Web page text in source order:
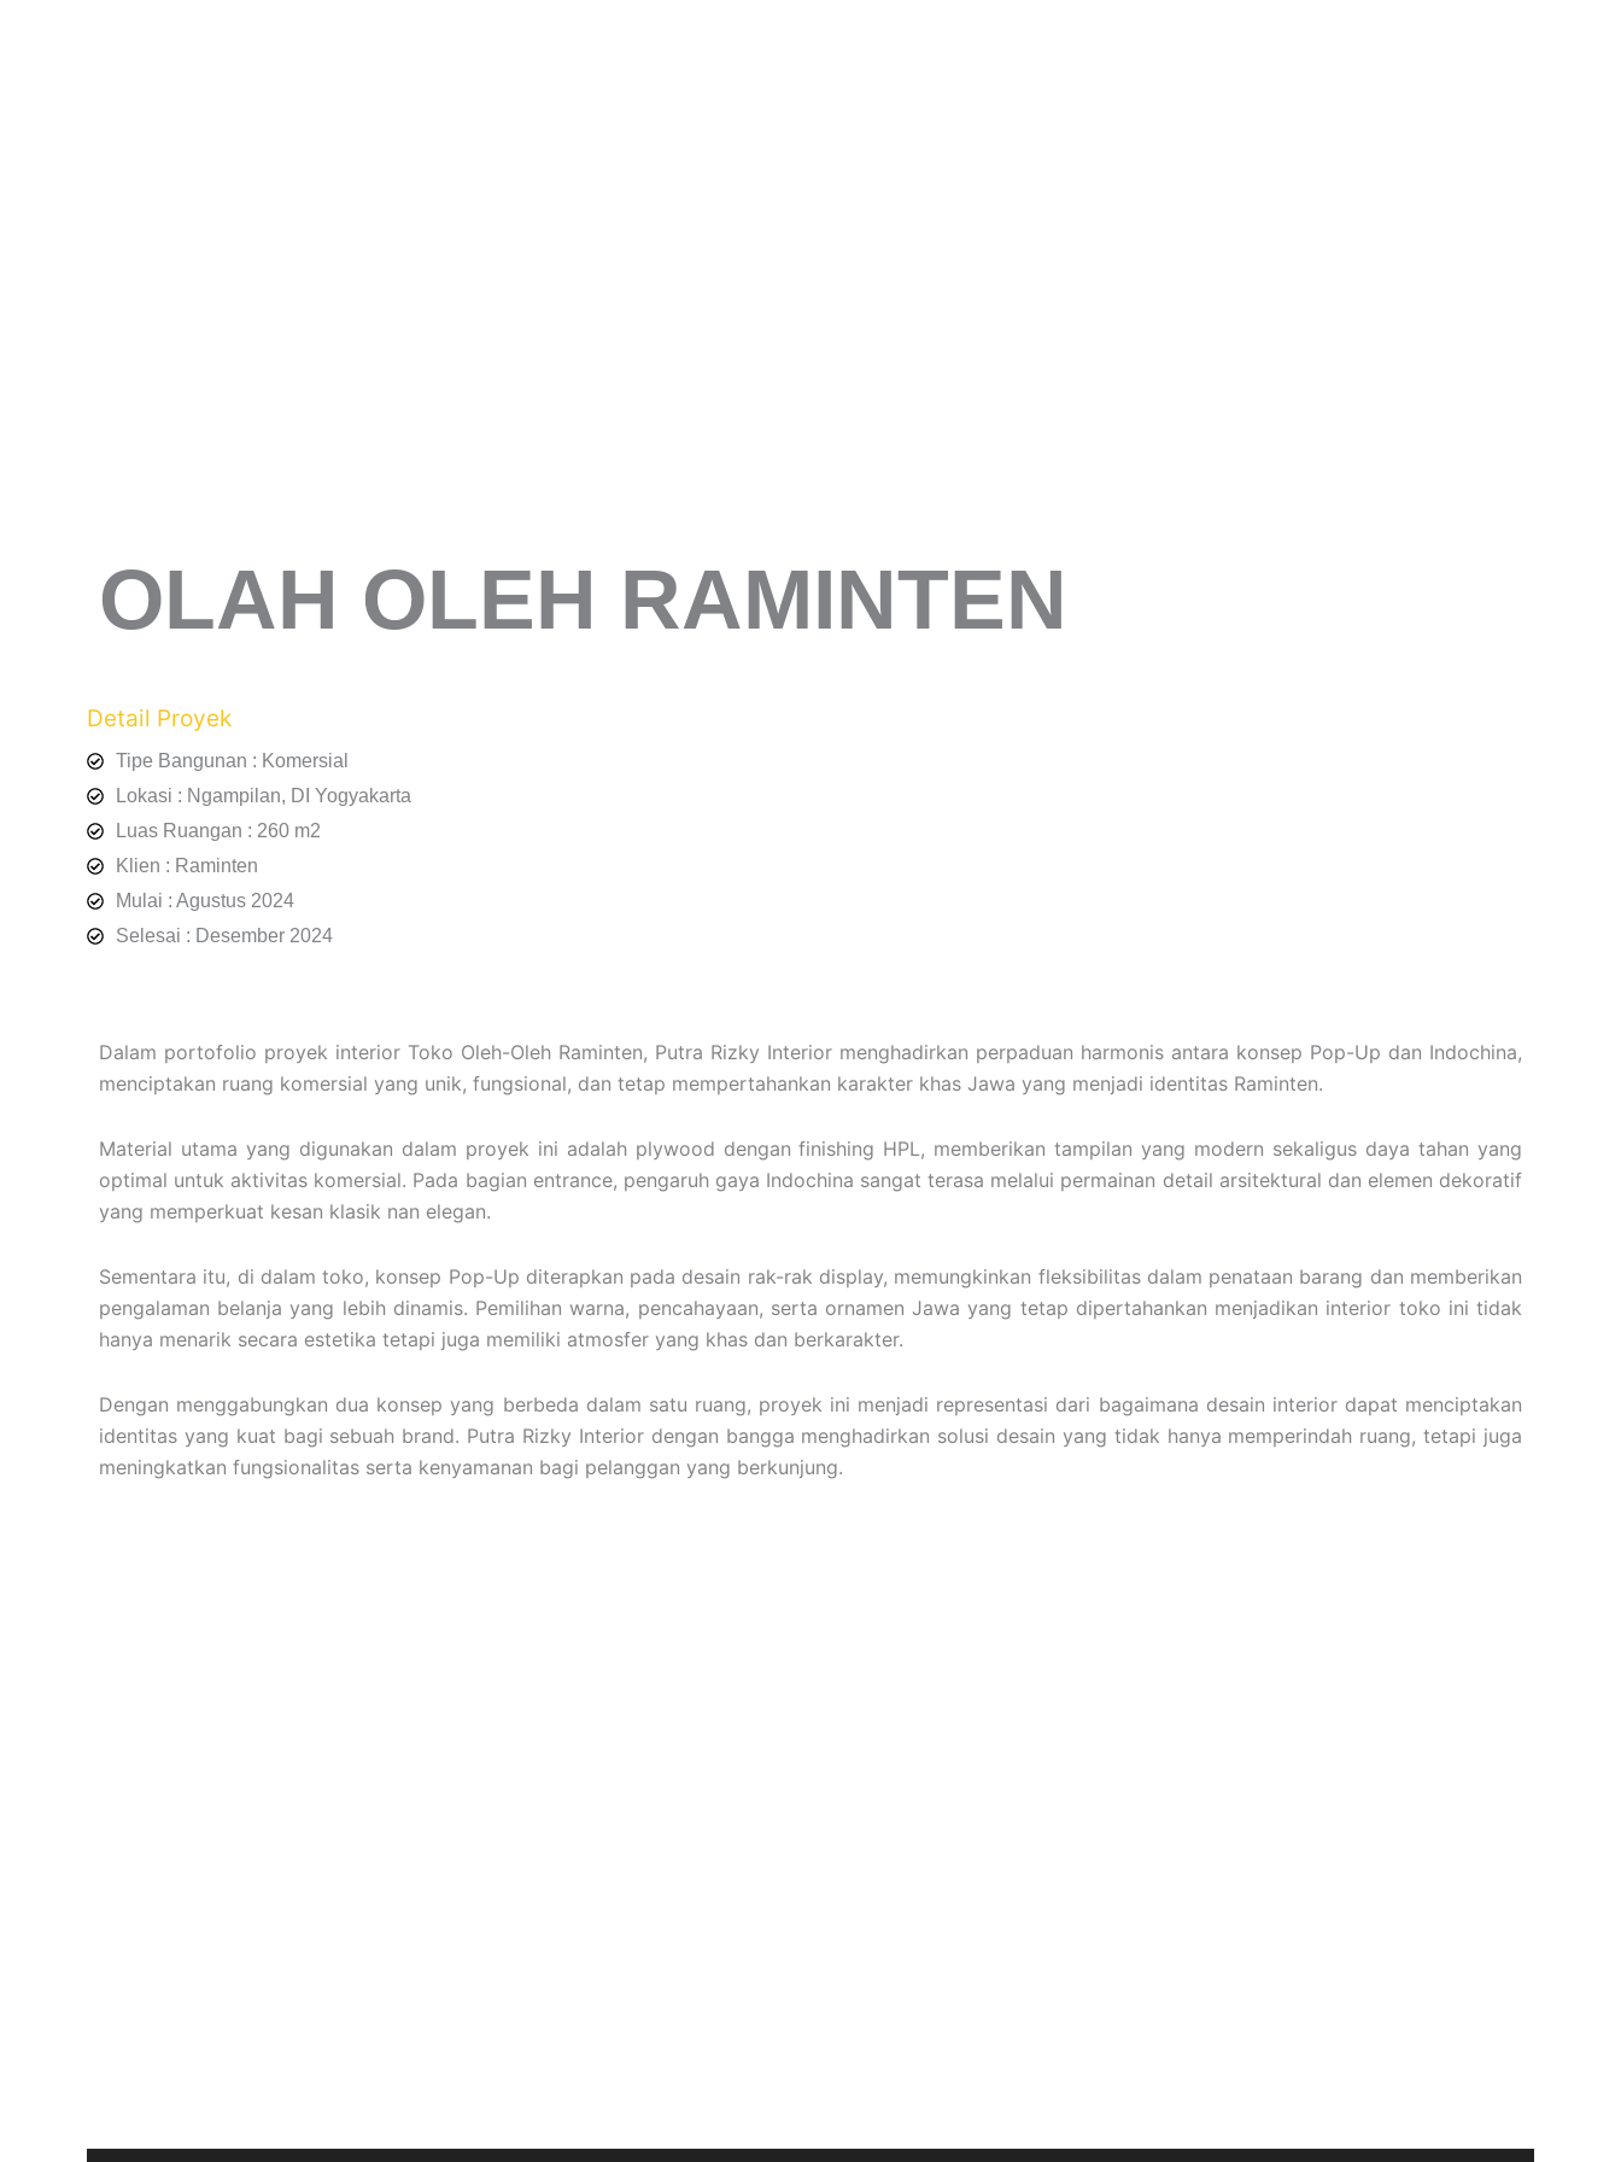
OLAH OLEH RAMINTEN
Detail Proyek
Tipe Bangunan : Komersial
Lokasi : Ngampilan, DI Yogyakarta
Luas Ruangan : 260 m2
Klien : Raminten
Mulai : Agustus 2024
Selesai : Desember 2024
Dalam portofolio proyek interior Toko Oleh-Oleh Raminten, Putra Rizky Interior menghadirkan perpaduan harmonis antara konsep Pop-Up dan Indochina,
menciptakan ruang komersial yang unik, fungsional, dan tetap mempertahankan karakter khas Jawa yang menjadi identitas Raminten.
Material utama yang digunakan dalam proyek ini adalah plywood dengan finishing HPL, memberikan tampilan yang modern sekaligus daya tahan yang
optimal untuk aktivitas komersial. Pada bagian entrance, pengaruh gaya Indochina sangat terasa melalui permainan detail arsitektural dan elemen dekoratif
yang memperkuat kesan klasik nan elegan.
Sementara itu, di dalam toko, konsep Pop-Up diterapkan pada desain rak-rak display, memungkinkan fleksibilitas dalam penataan barang dan memberikan
pengalaman belanja yang lebih dinamis. Pemilihan warna, pencahayaan, serta ornamen Jawa yang tetap dipertahankan menjadikan interior toko ini tidak
hanya menarik secara estetika tetapi juga memiliki atmosfer yang khas dan berkarakter.
Dengan menggabungkan dua konsep yang berbeda dalam satu ruang, proyek ini menjadi representasi dari bagaimana desain interior dapat menciptakan
identitas yang kuat bagi sebuah brand. Putra Rizky Interior dengan bangga menghadirkan solusi desain yang tidak hanya memperindah ruang, tetapi juga
meningkatkan fungsionalitas serta kenyamanan bagi pelanggan yang berkunjung.